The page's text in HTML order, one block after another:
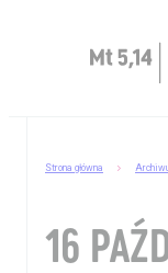
Muzeum
Strona główna
16